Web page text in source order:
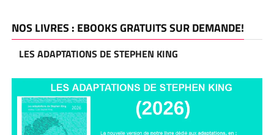
NOS LIVRES : EBOOKS GRATUITS SUR DEMANDE!
LES ADAPTATIONS DE STEPHEN KING